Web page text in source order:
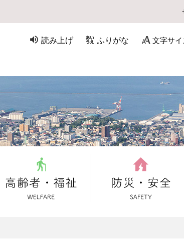
読み上げ ふりがな 文字サ